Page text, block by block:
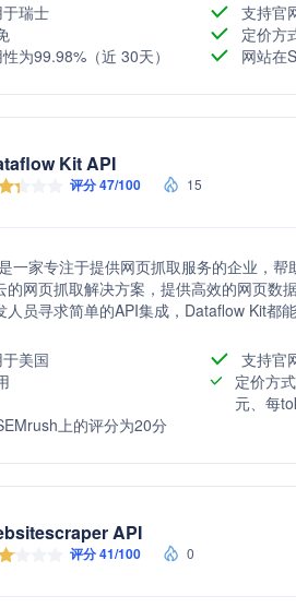
瑞士
支持官
定价方
为99.98%（近 30天）
网站在
Kit API
评分 47/100 15
一家专注于提供网页抓取服务的企业，
的网页抓取解决方案，提供高效的网页数
人员寻求简单的API集成，Dataflow Kit都
美国
支持官
定价方
元、每
上的评分为20分
API
评分 41/100 0